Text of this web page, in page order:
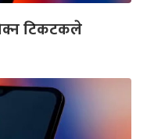
टिकटकले